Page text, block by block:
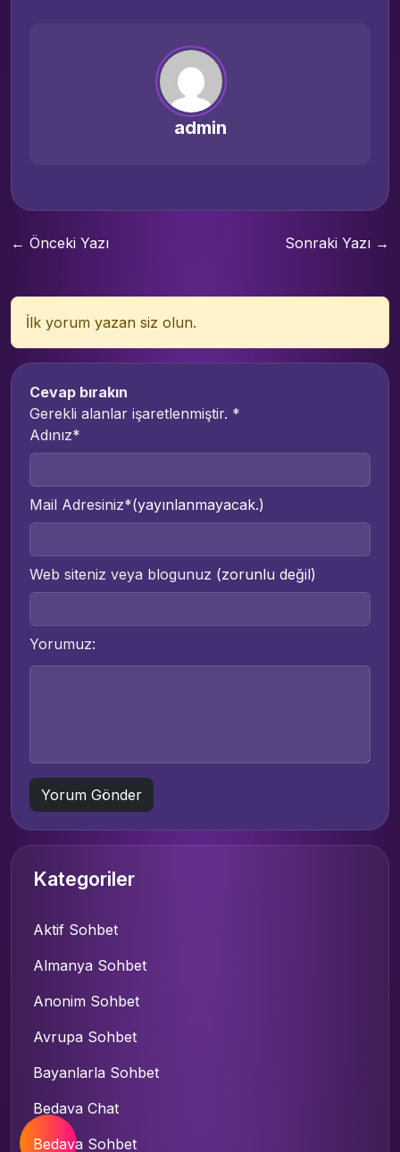
admin
← Önceki Yazı Sonraki Yazı →
İlk yorum yazan siz olun.
Cevap bırakın
Gerekli alanlar işaretlenmiştir. *
Adınız*
Mail Adresiniz*(yayınlanmayacak.)
Web siteniz veya blogunuz (zorunlu değil)
Yorumuz:
Kategoriler
Aktif Sohbet
Almanya Sohbet
Anonim Sohbet
Avrupa Sohbet
Bayanlarla Sohbet
Bedava Chat
Bedava Sohbet